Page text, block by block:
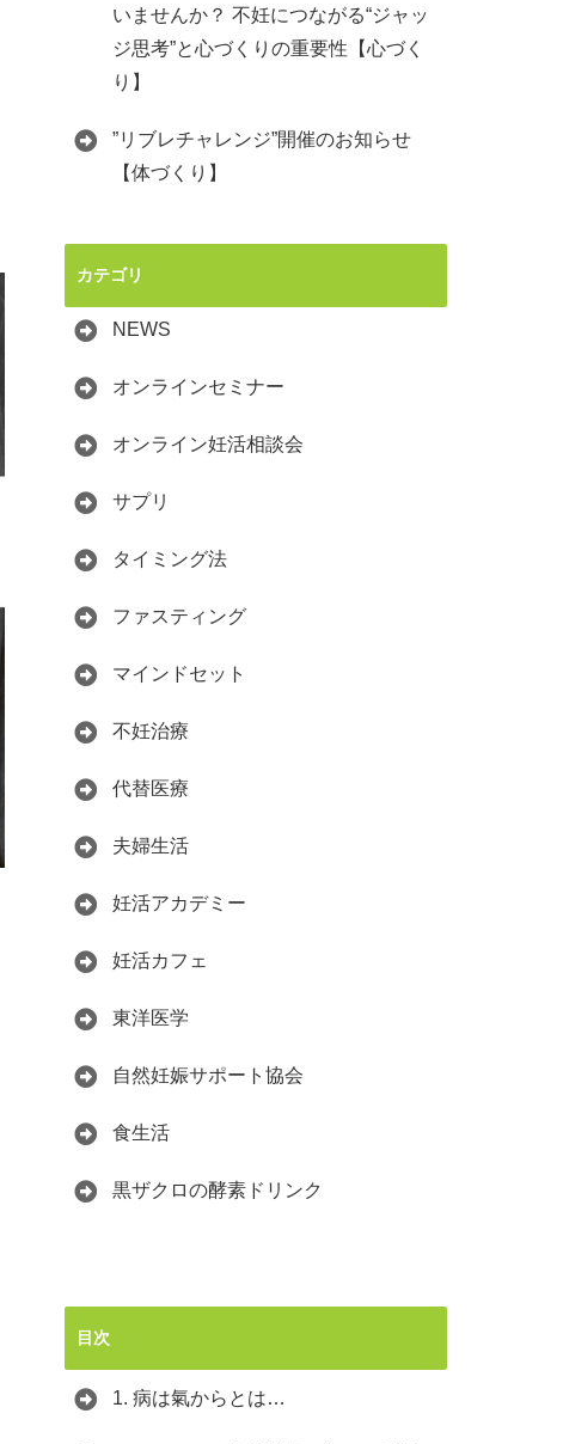
いませんか？ 不妊につながる“ジャッ
ジ思考”と心づくりの重要性【心づく
り】
”リブレチャレンジ”開催のお知らせ
【体づくり】
カテゴリ
NEWS
オンラインセミナー
オンライン妊活相談会
サプリ
タイミング法
ファスティング
マインドセット
不妊治療
代替医療
夫婦生活
妊活アカデミー
妊活カフェ
東洋医学
自然妊娠サポート協会
食生活
黒ザクロの酵素ドリンク
目次
1. 病は氣からとは…